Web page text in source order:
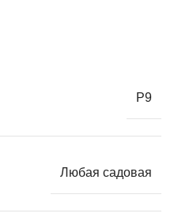
Р9
Любая садовая